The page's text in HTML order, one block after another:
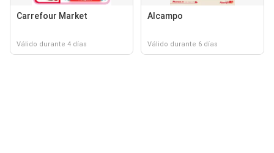
Carrefour Market
Válido durante 4 días
Alcampo
Válido durante 6 días